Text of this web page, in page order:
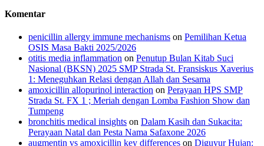
Komentar
penicillin allergy immune mechanisms on Pemilihan Ketua
OSIS Masa Bakti 2025/2026
otitis media inflammation on Penutup Bulan Kitab Suci
Nasional (BKSN) 2025 SMP Strada St. Fransiskus Xaverius
1: Meneguhkan Relasi dengan Allah dan Sesama
amoxicillin allopurinol interaction on Perayaan HPS SMP
Strada St. FX 1 ; Meriah dengan Lomba Fashion Show dan
Tumpeng
bronchitis medical insights on Dalam Kasih dan Sukacita:
Perayaan Natal dan Pesta Nama Safaxone 2026
augmentin vs amoxicillin key differences on Diguyur Hujan: